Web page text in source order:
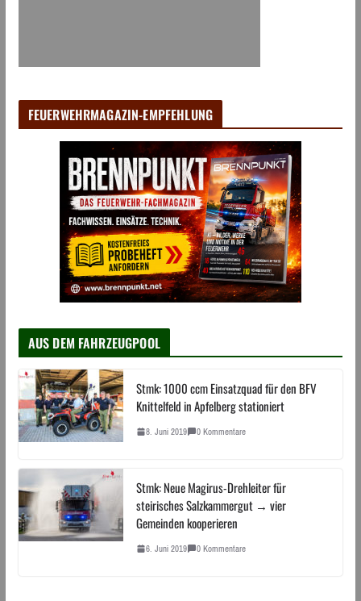
FEUERWEHRMAGAZIN-EMPFEHLUNG
AUS DEM FAHRZEUGPOOL
Stmk: 1000 ccm Einsatzquad für den BFV
Knittelfeld in Apfelberg stationiert
8. Juni 2019 0 Kommentare
Stmk: Neue Magirus-Drehleiter für
steirisches Salzkammergut → vier
Gemeinden kooperieren
6. Juni 2019 0 Kommentare